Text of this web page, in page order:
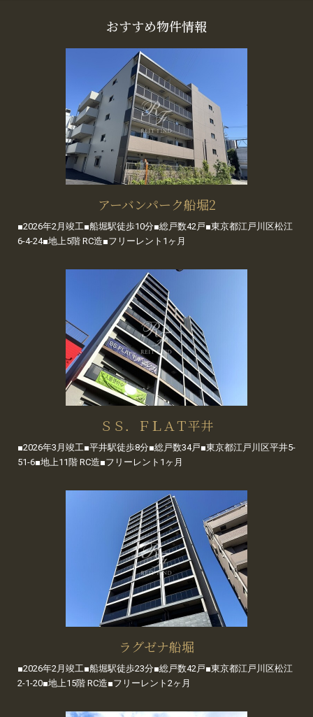
おすすめ物件情報
アーバンパーク船堀2
■2026年2月竣工■船堀駅徒歩10分■総戸数42戸■東京都江戸川区松江
6-4-24■地上5階 RC造■フリーレント1ヶ月
ＳＳ．ＦＬＡＴ平井
■2026年3月竣工■平井駅徒歩8分■総戸数34戸■東京都江戸川区平井5-
51-6■地上11階 RC造■フリーレント1ヶ月
ラグゼナ船堀
■2026年2月竣工■船堀駅徒歩23分■総戸数42戸■東京都江戸川区松江
2-1-20■地上15階 RC造■フリーレント2ヶ月